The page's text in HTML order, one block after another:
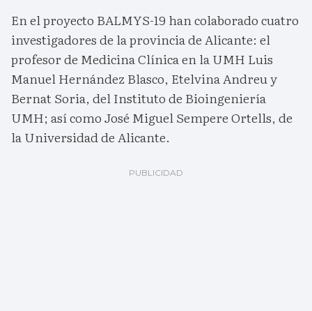
En el proyecto BALMYS-19 han colaborado cuatro
investigadores de la provincia de Alicante: el
profesor de Medicina Clínica en la UMH Luis
Manuel Hernández Blasco, Etelvina Andreu y
Bernat Soria, del Instituto de Bioingeniería
UMH; así como José Miguel Sempere Ortells, de
la Universidad de Alicante.